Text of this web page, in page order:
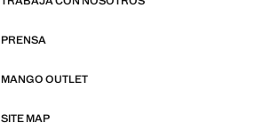
PRENSA
MANGO OUTLET
SITE MAP